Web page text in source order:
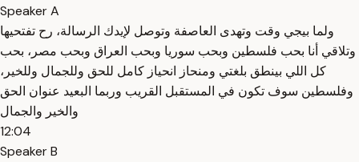
Speaker A
ولما بيجي وقت وتهدى العاصفة وتوصل لإيدك الرسالة، رح تفتحيها
وتلاقي أنا بحب فلسطين وبحب سوريا وبحب العراق وبحب مصر، بحب
كل اللي بينطق بلغتي ومنحاز انحياز كامل للحق وللجمال وللخير،
وفلسطين سوف تكون في المستقبل القريب وربما البعيد عنوان الحق
والخير والجمال
12:04
Speaker B